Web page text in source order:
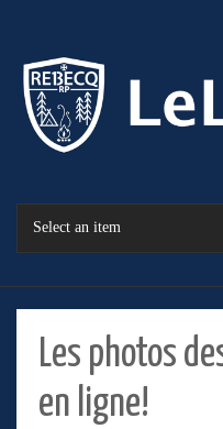
Les photos
en ligne!